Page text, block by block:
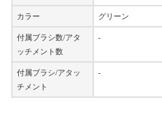
カラー グリーン
付属ブラシ数/アタ
ッチメント数
-
付属ブラシ/アタッ
チメント
-